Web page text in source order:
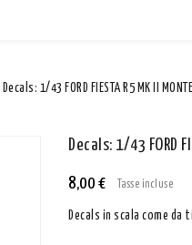
Decals: 1/43 FORD FIESTA R5 MK II
Decals: 1/43 FORD
8,00 € Tasse incluse
Decals in scala come da